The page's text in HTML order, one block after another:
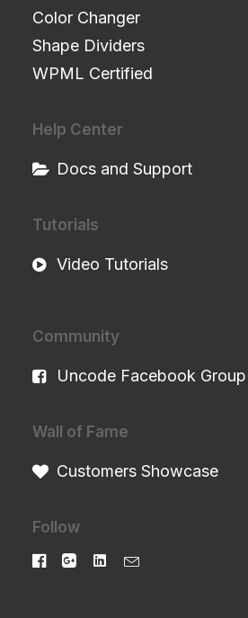
Color Changer
Shape Dividers
WPML Certified
Help Center
Docs and Support
Tutorials
Video Tutorials
Community
Uncode Facebook Group
Wall of Fame
Customers Showcase
Follow